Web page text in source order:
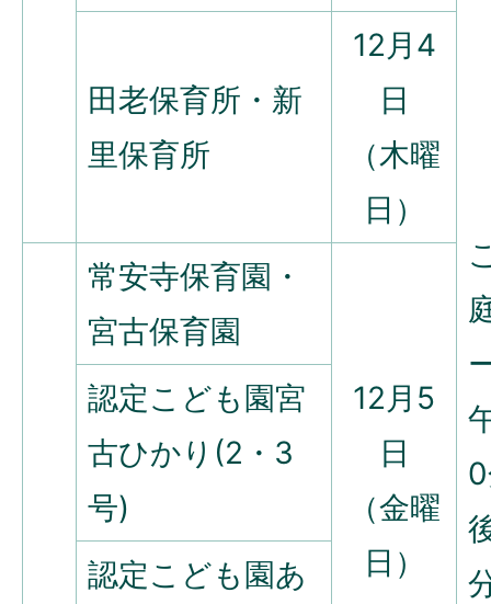
田老保育所・新
里保育所
12月4
日
（木曜
日）
常安寺保育園・
宮古保育園
12月5
日
（金曜
日）
認定こども園宮
古ひかり(2・3
号)
認定こども園あ